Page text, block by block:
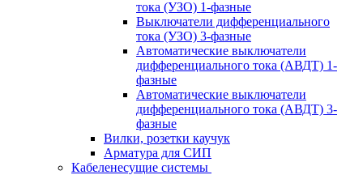
тока (УЗО) 1-фазные
Выключатели дифференциального
тока (УЗО) 3-фазные
Автоматические выключатели
дифференциального тока (АВДТ) 1-
фазные
Автоматические выключатели
дифференциального тока (АВДТ) 3-
фазные
Вилки, розетки каучук
Арматура для СИП
Кабеленесущие системы